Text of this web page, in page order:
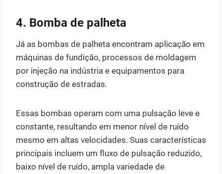
4. Bomba de palheta
Já as bombas de palheta encontram aplicação em
máquinas de fundição, processos de moldagem
por injeção na indústria e equipamentos para
construção de estradas.
Essas bombas operam com uma pulsação leve e
constante, resultando em menor nível de ruído
mesmo em altas velocidades. Suas características
principais incluem um fluxo de pulsação reduzido,
baixo nível de ruído, ampla variedade de